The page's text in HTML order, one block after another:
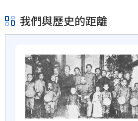
我們與歷史的距離